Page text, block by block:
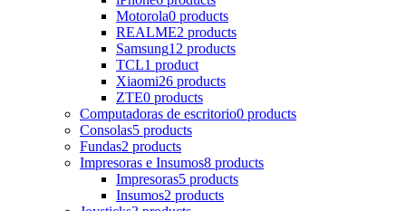
Motorola0 products
REALME2 products
Samsung12 products
TCL1 product
Xiaomi26 products
ZTE0 products
Computadoras de escritorio0 products
Consolas5 products
Fundas2 products
Impresoras e Insumos8 products
Impresoras5 products
Insumos2 products